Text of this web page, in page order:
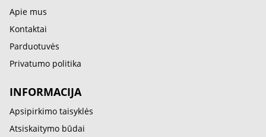
Apie mus
Kontaktai
Parduotuvės
Privatumo politika
INFORMACIJA
Apsipirkimo taisyklės
Atsiskaitymo būdai